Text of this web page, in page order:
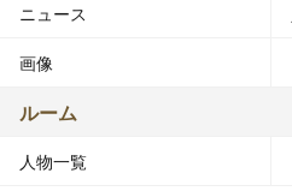
ニュース
画像
ルーム
人物一覧